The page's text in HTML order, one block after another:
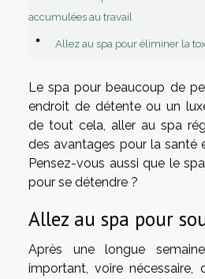
accumulées au travail
Allez au spa pour éliminer la
Le spa pour beaucoup de
endroit de détente ou un
de tout cela, aller au spa
des avantages pour la santé
Pensez-vous aussi que le
pour se détendre ?
Allez au spa pour
Après une longue
important, voire nécessaire,